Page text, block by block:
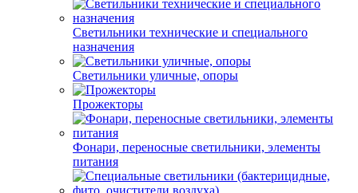
Светильники технические и специального
назначения
Светильники уличные, опоры
Прожекторы
Фонари, переносные светильники, элементы
питания